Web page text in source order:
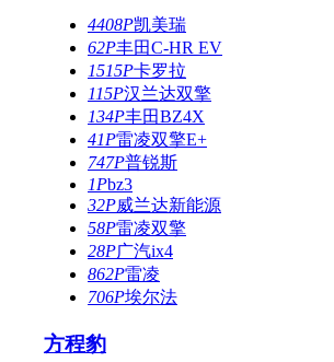
4408P凯美瑞
62P丰田C-HR EV
1515P卡罗拉
115P汉兰达双擎
134P丰田BZ4X
41P雷凌双擎E+
747P普锐斯
1Pbz3
32P威兰达新能源
58P雷凌双擎
28P广汽ix4
862P雷凌
706P埃尔法
方程豹